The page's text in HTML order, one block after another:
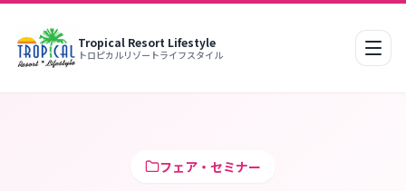
Tropical Resort Lifestyle
トロピカルリゾートライフスタイル モバ
フェア・セミナー